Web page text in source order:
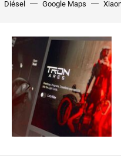
Diésel Google Maps